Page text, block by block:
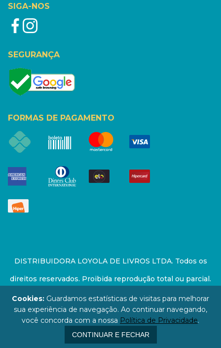
SIGA-NOS
SEGURANÇA
FORMAS DE PAGAMENTO
DISTRIBUIDORA LOYOLA DE LIVROS LTDA. Todos os
direitos reservados. Proibida reprodução total ou parcial.
Preços e estoque sujeito a alterações sem aviso prévio.
67.946.814/0001-94 - LOJA - Rua Senador Feijó - São
Paulo / SP - CEP: 01006-000
Cookies: Guardamos estatísticas de visitas para melhorar
sua experiência de navegação. Ao continuar navegando,
você concorda com a nossa Política de Privacidade.
CONTINUAR E FECHAR